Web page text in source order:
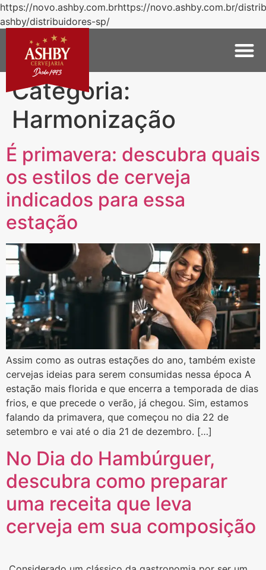
https://novo.ashby.com.brhttps://novo.ashby.com.br/
ashby/distribuidores-sp/
Categoria:
Harmonização
É primavera: descubra quais
os estilos de cerveja
indicados para essa
estação
Assim como as outras estações do ano, também existe
cervejas ideias para serem consumidas nessa época A
estação mais florida e que encerra a temporada de dias
frios, e que precede o verão, já chegou. Sim, estamos
falando da primavera, que começou no dia 22 de
setembro e vai até o dia 21 de dezembro. […]
No Dia do Hambúrguer,
descubra como preparar
uma receita que leva
cerveja em sua composição